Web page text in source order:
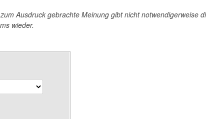
Ausdruck gebrachte Meinung gibt nicht notwendigerweise
wieder.